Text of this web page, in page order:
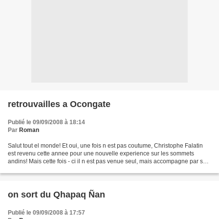
retrouvailles a Ocongate
Publié le 09/09/2008 à 18:14
Par Roman
Salut tout el monde! Et oui, une fois n est pas coutume, Christophe Falatin
est revenu cette annee pour une nouvelle experience sur les sommets
andins! Mais cette fois - ci il n est pas venue seul, mais accompagne par sa
on sort du Qhapaq Ñan
Publié le 09/09/2008 à 17:57